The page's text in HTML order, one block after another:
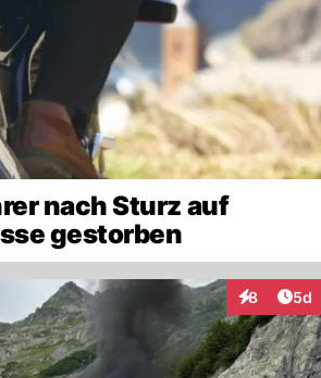
nach Sturz auf
gestorben
8 5d